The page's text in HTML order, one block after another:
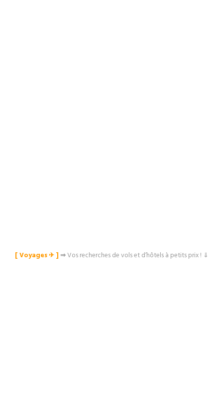
[ Voyages ✈︎ ]⇒Vos recherches de vols et d’hôtels à petits prix ! ⇓